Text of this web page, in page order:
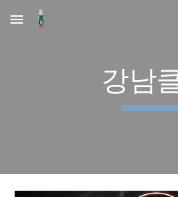
Skip to main content
강남